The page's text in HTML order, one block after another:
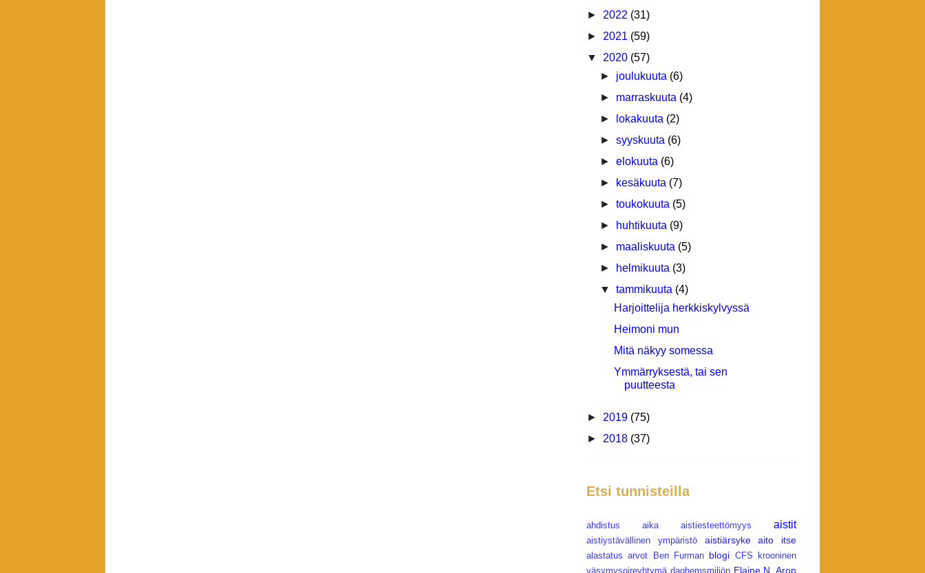
► 2022 (31)
► 2021 (59)
▼ 2020 (57)
► joulukuuta (6)
► marraskuuta (4)
►
lokakuuta (2)
►syyskuuta (6)
►elokuuta (6)
►
kesäkuuta (7)
►toukokuuta (5)
►
huhtikuuta (9)
► maaliskuuta (5)
►
helmikuuta (3)
▼tammikuuta (4)
Harjoittelija herkkiskylvyssä
Heimoni mun
Mitä näkyy somessa
Ymmärryksestä, tai sen
puutteesta
► 2019 (75)
► 2018 (37)
Etsi tunnisteilla
ahdistus aika aistiesteettömyys aistit
aistiystävällinen ympäristö aistiärsyke aito itse
alastatus arvot Ben Furman blogi CFS krooninen
väsymysoireyhtymä daghemsmiljön Elaine N. Aron